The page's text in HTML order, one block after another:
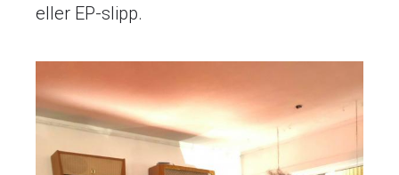
eller EP-slipp.